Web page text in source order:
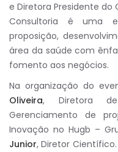
e Diretora Presidente do
Consultoria é uma
proposição,
área da saúde com
fomento aos negócios.
Na organização do
Oliveira, Diretora de
Gerenciamento de
Inovação no Hugb –
Junior, Diretor